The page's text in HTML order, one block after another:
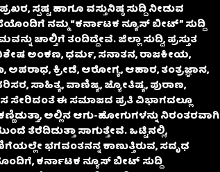
ಸ್ಪಷ್ಟ ಹಾಗೂ ವಸ್ತುನಿಷ್ಠ ಸುದ್ದಿ ನೀಡುವ
ನಮ್ಮ “ಕರ್ನಾಟಕ ನ್ಯೂಸ್ ಬೀಟ್” ಸುದ್ದಿ
ಚಾಲ್ತಿಗೆ ತಂದಿದ್ದೇವೆ. ಜಿಲ್ಲಾ ಸುದ್ದಿ, ಪ್ರಸ್ತುತ
ವಿಶೇಷ ಅಂಕಣ, ಧರ್ಮ, ಸನಾತನ, ರಾಜಕೀಯ,
ಅಪರಾಧ, ಕ್ರೀಡೆ, ಆರೋಗ್ಯ, ಆಹಾರ, ತಂತ್ರಜ್ಞಾನ,
ಸಾಹಿತ್ಯ, ವಾಣಿಜ್ಯ, ಜ್ಯೋತಿಷ್ಯ, ಪುರಾಣ,
ಸೇರಿದಂತೆ ಈ ಸಮಾಜದ ಪ್ರತಿ ವಿಭಾಗದಲ್ಲೂ
ಅಲ್ಲಿನ ಆಗು-ಹೋಗುಗಳನ್ನು ನಿರಂತರವಾಗಿ
ತೆರೆದಿಡುತ್ತಾ ಸಾಗುತ್ತೇವೆ. ಒಟ್ಟಿನಲ್ಲಿ,
ಭಗವಂತನನ್ನ ಕಾಣುತ್ತಿರುವ, ಸದೃಢ
ಕರ್ನಾಟಕ ನ್ಯೂಸ್ ಬೀಟ್ ಸುದ್ದಿ